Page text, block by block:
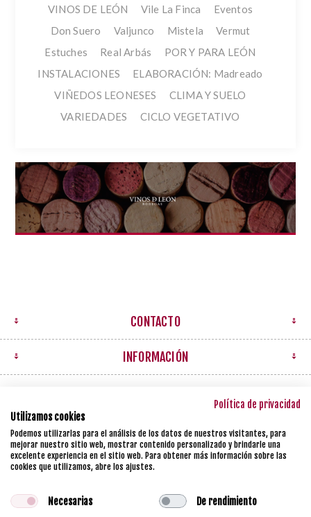
VINOS DE LEÓN Vile La Finca
Eventos
Don Suero
Valjunco Mistela
Vermut
Estuches
Real Arbás
POR Y PARA LEÓN
INSTALACIONES
ELABORACIÓN: Madreado
VIÑEDOS LEONESES
CLIMA Y SUELO
VARIEDADES
CICLO VEGETATIVO
CONTACTO
INFORMACIÓN
NEWSLETTER
Política de privacidad
Utilizamos cookies
Podemos utilizarlas para el análisis de los datos de nuestros visitantes, para
mejorar nuestro sitio web, mostrar contenido personalizado y brindarle una
excelente experiencia en el sitio web. Para obtener más información sobre las
cookies que utilizamos, abre los ajustes.
Necesarias De rendimiento